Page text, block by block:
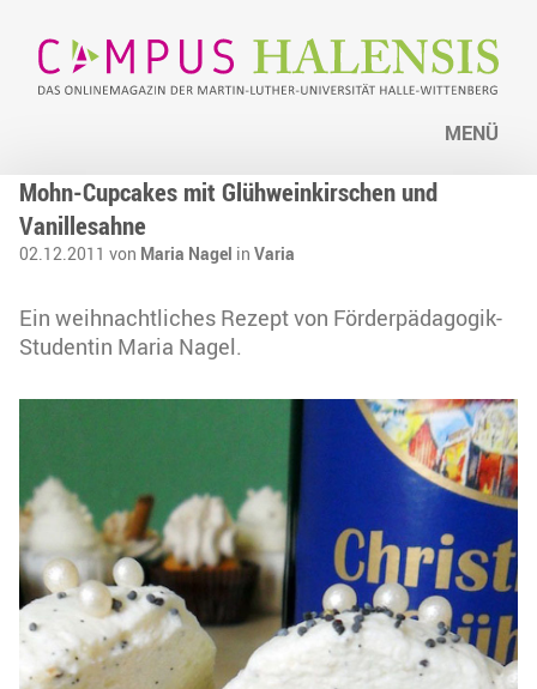
MENÜ
Mohn-Cupcakes mit Glühweinkirschen und
Vanillesahne
02.12.2011 von Maria Nagel in Varia
Ein weihnachtliches Rezept von Förderpädagogik-
Studentin Maria Nagel.